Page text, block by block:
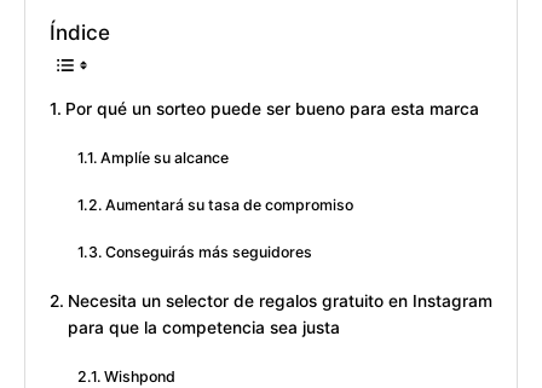
Índice
Por qué un sorteo puede ser bueno para esta marca
Amplíe su alcance
Aumentará su tasa de compromiso
Conseguirás más seguidores
Necesita un selector de regalos gratuito en Instagram
para que la competencia sea justa
Wishpond